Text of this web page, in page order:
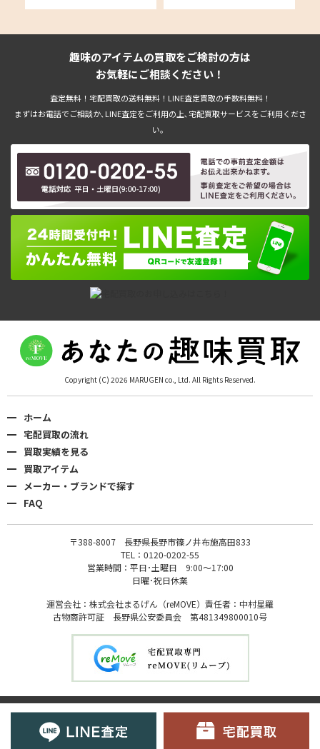
趣味のアイテムの買取をご検討の方は
お気軽にご相談ください！
査定無料！宅配買取の送料無料！LINE査定買取の手数料無料！
まずはお電話でご相談か､LINE査定をご利用の上､宅配買取サービスをご利用くださ
い。
Copyright (C) 2026 MARUGEN co., Ltd. All Rights Reserved.
ホーム
宅配買取の流れ
買取実績を見る
買取アイテム
メーカー・ブランドで探す
FAQ
〒388-8007 長野県長野市篠ノ井布施高田833
TEL：0120-0202-55
営業時間：平日･土曜日 9:00〜17:00
日曜･祝日休業
運営会社：株式会社まるげん（reMOVE）責任者：中村星羅
古物商許可証 長野県公安委員会 第481349800010号